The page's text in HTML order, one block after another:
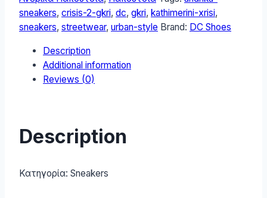
2
Sneakers
ADYS100647-
2GG
quantity
sneakers, crisis-2-gkri, dc, gkri, kathimerini-xrisi,
sneakers, streetwear, urban-style Brand: DC Shoes
Description
Additional information
Reviews (0)
Description
Κατηγορία: Sneakers